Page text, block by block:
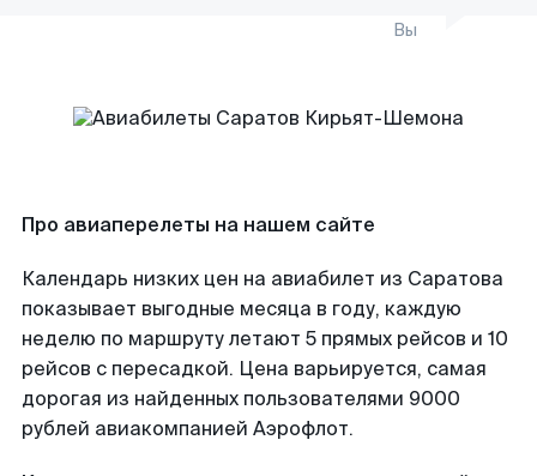
Вы
Про авиаперелеты на нашем сайте
Календарь низких цен на авиабилет из Саратова
показывает выгодные месяца в году, каждую
неделю по маршруту летают 5 прямых рейсов и 10
рейсов с пересадкой. Цена варьируется, самая
дорогая из найденных пользователями 9000
рублей авиакомпанией Аэрофлот.